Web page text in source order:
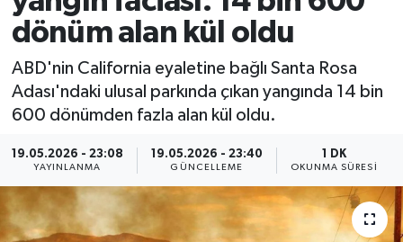
dönüm alan kül oldu
ABD'nin California eyaletine bağlı Santa Rosa
Adası'ndaki ulusal parkında çıkan yangında 14 bin
600 dönümden fazla alan kül oldu.
19.05.2026 - 23:08
YAYINLANMA
19.05.2026 - 23:40
GÜNCELLEME
1 DK
OKUNMA SÜRESI
Resmi İlanlar
Sağlık
Si̇yaset
Spor
Yaşam
Tüm Manşetler
Son Dakika Haberleri
Haber Arşivi